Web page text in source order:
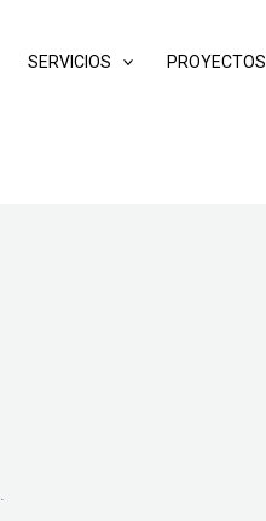
SERVICIOS PROYECTOS